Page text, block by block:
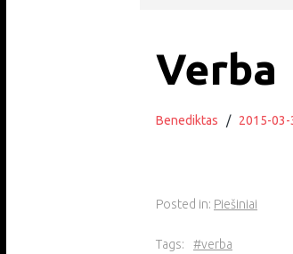
Verba
Benediktas / 2015-03-
Posted in: Piešiniai
Tags: verba